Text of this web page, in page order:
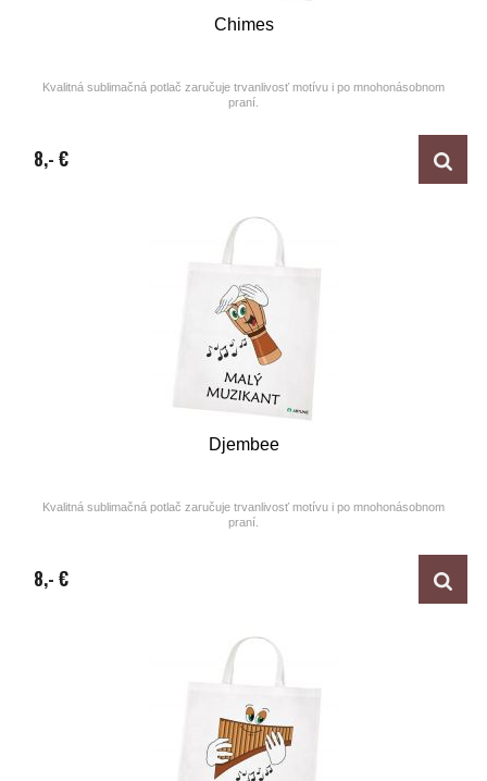
Chimes
Kvalitná sublimačná potlač zaručuje trvanlivosť motívu i po mnohonásobnom
praní.
8,- €
Djembee
Kvalitná sublimačná potlač zaručuje trvanlivosť motívu i po mnohonásobnom
praní.
8,- €